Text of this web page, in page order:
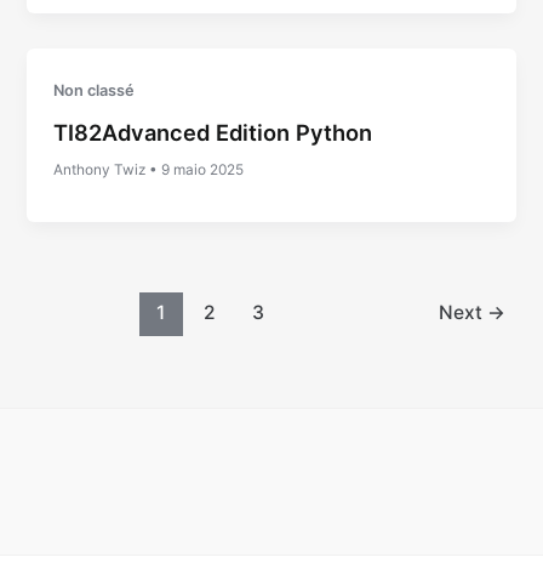
Non classé
TI82Advanced Edition Python
Anthony Twiz •9 maio 2025
1 2 3 Next →